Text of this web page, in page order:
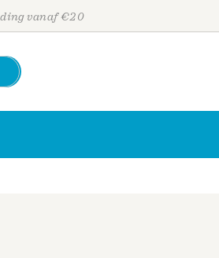
vanaf €20
Personen